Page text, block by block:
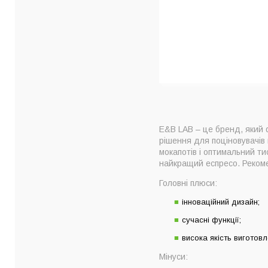
E&B LAB – це бренд, який
рішення для поціновувачів
мокапотів і оптимальний
найкращий еспресо.
Головні плюси:
інноваційний дизайн;
сучасні функції;
висока якість
Мінуси: